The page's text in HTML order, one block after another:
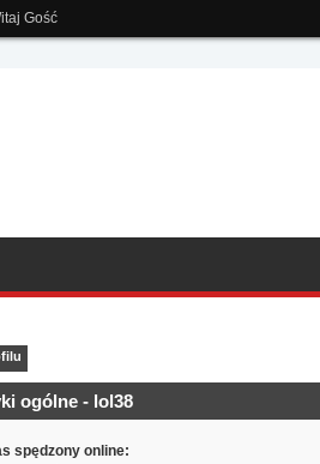
in
Gość
ogólne - lol38
spędzony online: